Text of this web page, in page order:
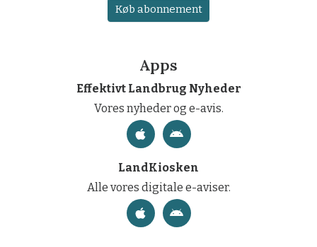
Køb abonnement
Apps
Effektivt Landbrug Nyheder
Vores nyheder og e-avis.
LandKiosken
Alle vores digitale e-aviser.